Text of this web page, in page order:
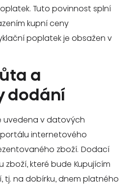
Tuto povinnost splní
kupní ceny
poplatek je obsažen v
a
dodání
uvedena v datových
internetového
zboží. Dodací
které bude Kupujícím
tj. na dobírku, dnem platného